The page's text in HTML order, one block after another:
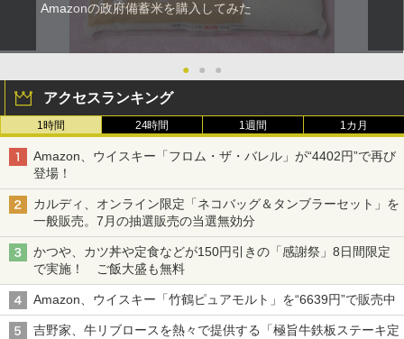
Amazonの政府備蓄米を購入してみた
● ● ●
アクセスランキング
1時間 24時間 1週間 1カ月
Amazon、ウイスキー「フロム・ザ・バレル」が“4402円”で再び
登場！
カルディ、オンライン限定「ネコバッグ＆タンブラーセット」を
一般販売。7月の抽選販売の当選無効分
かつや、カツ丼や定食などが150円引きの「感謝祭」8日間限定
で実施！ ご飯大盛も無料
Amazon、ウイスキー「竹鶴ピュアモルト」を“6639円”で販売中
吉野家、牛リブロースを熱々で提供する「極旨牛鉄板ステーキ定